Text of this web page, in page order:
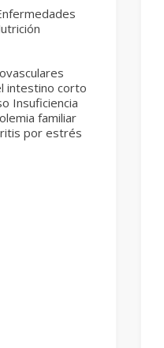
intestino corto
Insuficiencia
familiar
por estrés